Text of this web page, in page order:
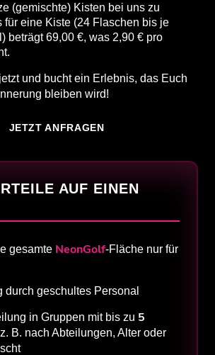
(gemischte) Kisten bei uns zu
für eine Kiste (24 Flaschen bis je
beträgt 69,00 €, was 2,90 € pro
und bucht ein Erlebnis, das Euch
bleiben wird!
JETZT ANFRAGEN
AUF EINEN
gesamte NeonGolf-Fläche nur für
durch geschultes Personal
in Gruppen mit bis zu 5
B. nach Abteilungen, Alter oder